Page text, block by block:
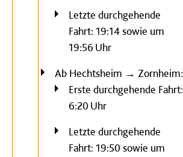
Letzte durchgehende
Fahrt: 19:14 sowie um
19:56 Uhr
Ab Hechtsheim → Zornheim:
Erste durchgehende Fahrt:
6:20 Uhr
Letzte durchgehende
Fahrt: 19:50 sowie um